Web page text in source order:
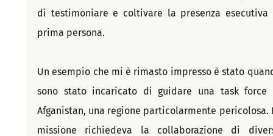
di testimoniare e coltivare la presenza esecutiva
prima persona.
Un esempio che mi è rimasto impresso è stato
sono stato incaricato di guidare una task force
Afganistan, una regione particolarmente pericolosa.
missione richiedeva la collaborazione di